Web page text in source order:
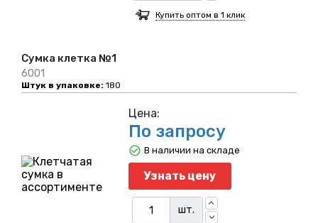
Сумка клетка №1
6001
Штук в упаковке: 180
Купить оптом в 1 клик
Цена:
По запросу
Узнать цену
шт.
В наличии на складе